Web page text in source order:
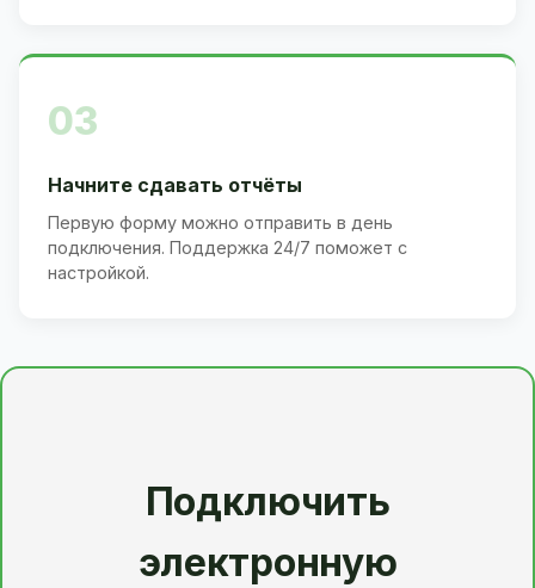
03
Начните сдавать отчёты
Первую форму можно отправить в день
подключения. Поддержка 24/7 поможет с
настройкой.
Подключить
электронную